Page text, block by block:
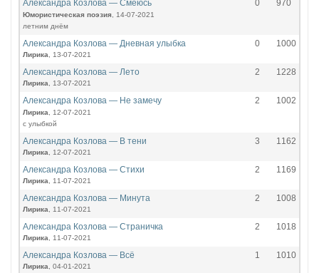
Александра Козлова — Смеюсь
Юмористическая поэзия , 14-07-2021
летним днём
0 970
Александра Козлова — Дневная улыбка
Лирика , 13-07-2021
0 1000
Александра Козлова — Лето
Лирика , 13-07-2021
2 1228
Александра Козлова — Не замечу
Лирика , 12-07-2021
с улыбкой
2 1002
Александра Козлова — В тени
Лирика , 12-07-2021
3 1162
Александра Козлова — Стихи
Лирика , 11-07-2021
2 1169
Александра Козлова — Минута
Лирика , 11-07-2021
2 1008
Александра Козлова — Страничка
Лирика , 11-07-2021
2 1018
Александра Козлова — Всё
Лирика , 04-01-2021
1 1010